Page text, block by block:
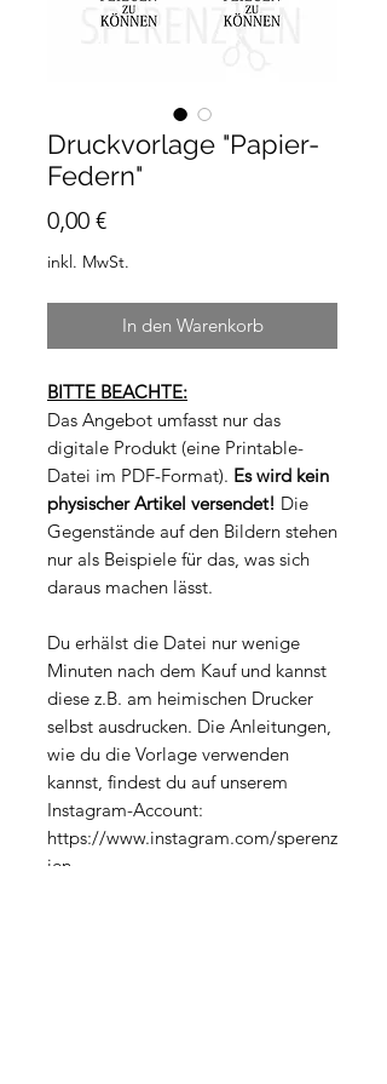
Druckvorlage "Papier-
Federn"
0,00 €Preis
inkl. MwSt.
In den Warenkorb
BITTE BEACHTE:
Das Angebot umfasst nur das
digitale Produkt (eine Printable-
Datei im PDF-Format). Es wird kein
physischer Artikel versendet! Die
Gegenstände auf den Bildern stehen
nur als Beispiele für das, was sich
daraus machen lässt.
Du erhälst die Datei nur wenige
Minuten nach dem Kauf und kannst
diese z.B. am heimischen Drucker
selbst ausdrucken. Die Anleitungen,
wie du die Vorlage verwenden
kannst, findest du auf unserem
Instagram-Account:
https://www.instagram.com/sperenz
ien